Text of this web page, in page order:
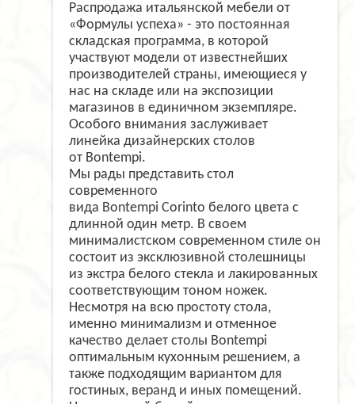
Распродажа итальянской мебели от
«Формулы успеха» - это постоянная
складская программа, в которой
участвуют модели от известнейших
производителей страны, имеющиеся у
нас на складе или на экспозиции
магазинов в единичном экземпляре.
Особого внимания заслуживает
линейка дизайнерских столов
от Bontempi.
Мы рады представить стол
современного
вида Bontempi Corinto белого цвета с
длинной один метр. В своем
минималистском современном стиле он
состоит из эксклюзивной столешницы
из экстра белого стекла и лакированных
соответствующим тоном ножек.
Несмотря на всю простоту стола,
именно минимализм и отменное
качество делает столы Bontempi
оптимальным кухонным решением, а
также подходящим вариантом для
гостиных, веранд и иных помещений.